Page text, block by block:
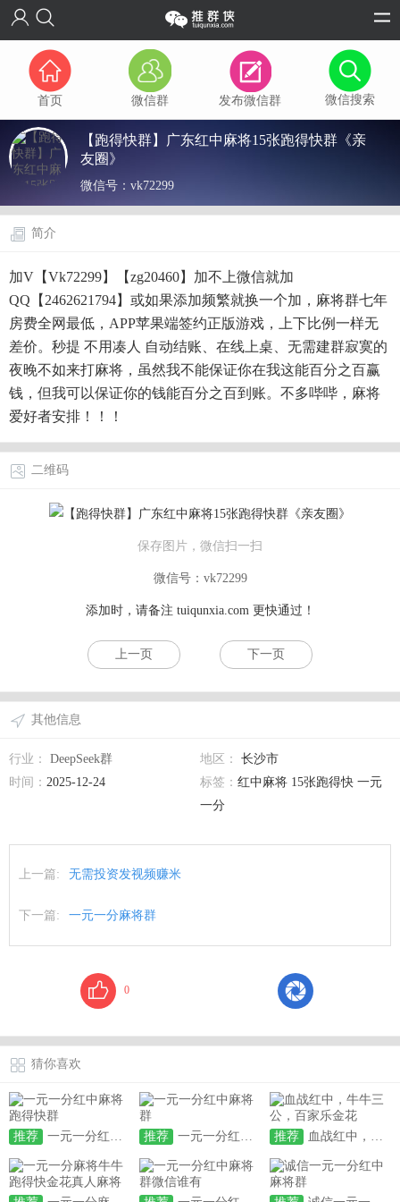
首页 微信群 发布微信群 微信搜索
【跑得快群】广东红中麻将15张跑得快群《亲
友圈》
微信号： vk72299
简介
加V【Vk72299】【zg20460】加不上微信就加
QQ【2462621794】或如果添加频繁就换一个加，麻将群七年
房费全网最低，APP苹果端签约正版游戏，上下比例一样无
差价。秒提 不用凑人 自动结账、在线上桌、无需建群寂寞的
夜晚不如来打麻将，虽然我不能保证你在我这能百分之百赢
钱，但我可以保证你的钱能百分之百到账。不多哔哔，麻将
爱好者安排！！！
二维码
保存图片，微信扫一扫
微信号：vk72299
添加时，请备注 tuiqunxia.com更快通过！
上一页 下一页
其他信息
行业： DeepSeek群 地区：
长沙市
时间： 2025-12-24 标签： 红中麻将 15张跑得快 一元
一分
上一篇: 无需投资发视频赚米
下一篇: 一元一分麻将群
0
猜你喜欢
推荐 一元一分红中麻将跑得快群 推荐 一元一分红中麻将群 推荐 血战红中，牛牛三公，百家乐金花